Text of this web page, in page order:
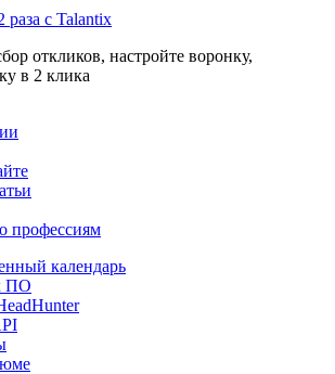
раза с Talantix
откликов, настройте воронку,
в 2 клика
профессиям
календарь
ПО